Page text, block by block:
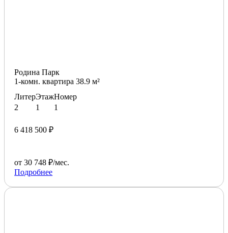
Родина Парк
1-комн. квартира 38.9 м²
Литер
2
Этаж
1
Номер
1
6 418 500 ₽
от 30 748 ₽/мес.
Подробнее